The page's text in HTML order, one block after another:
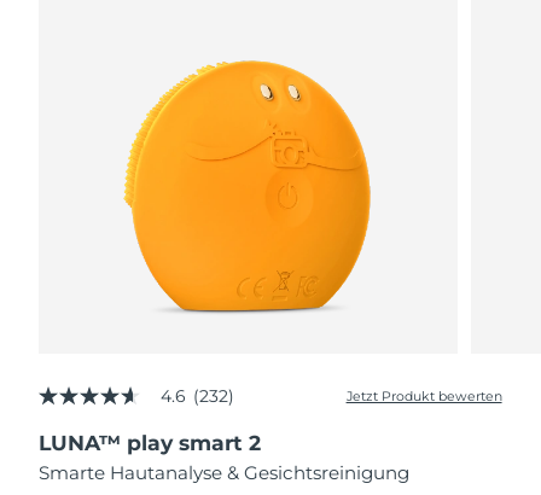
4.6
5
Sternen,
Durchschnittswert
4.6 (232) Jetzt Produkt bewerten
LUNA™ play smart 2
Smarte Hautanalyse & Gesichtsreinigung